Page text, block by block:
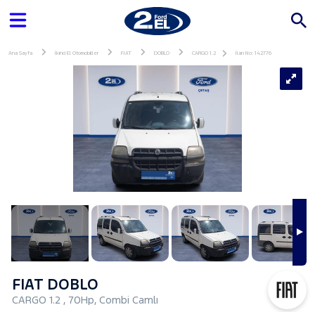
Ana Sayfa İkinci El Otomobiller FIAT DOBLO CARGO 1.2 İlan No: 142776
FIAT DOBLO
CARGO 1.2 , 70Hp, Combi Camlı